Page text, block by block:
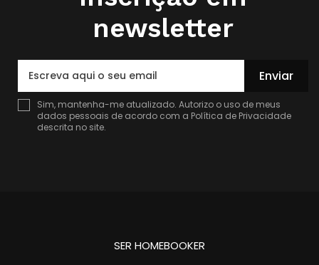
newsletter
Enviar
Sim, mantenha-me atualizado. Autorizo o uso de meus
dados pessoais de acordo com a Política de Privacidade
descrita no site.
SER HOMEBOOKER